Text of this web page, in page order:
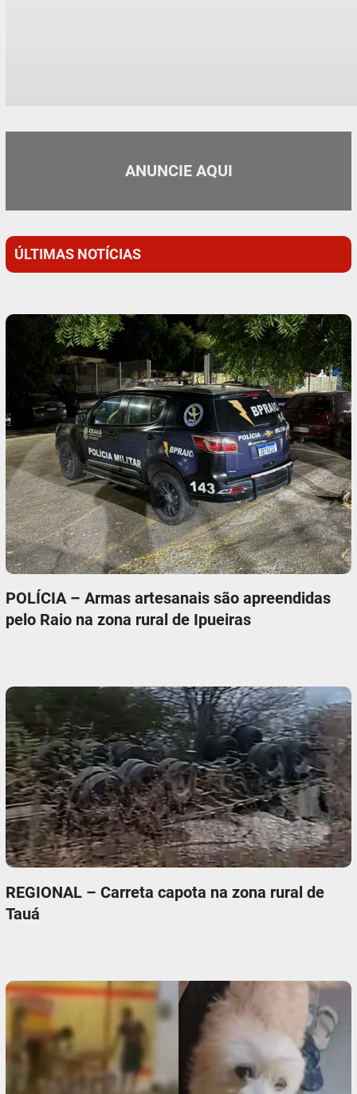
ANUNCIE AQUI
ÚLTIMAS NOTÍCIAS
POLÍCIA – Armas artesanais são apreendidas
pelo Raio na zona rural de Ipueiras
REGIONAL – Carreta capota na zona rural de
Tauá